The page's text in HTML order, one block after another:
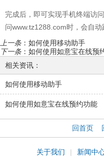
完成后，即可实现手机终端访
问www.tz1288.com时，会自
上一条： 如何使用移动助手
下一条： 如何使用如意宝在线预
相关资讯：
如何使用移动助手
如何使用如意宝在线预约功能
回首页
关于我们 | 新闻中